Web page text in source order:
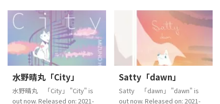
されました！
アメリカの「Ingrown
Records」で水野晴丸「Windy
Hill」がオンエアされました！
Ingrown Records
https://www.mixcloud.com/in
grownradio/?fbclid=IwAR2z-
75ZLwZxSBtrKypO3vDt9P0Fz
MN9hgfEgmbGg9x-3YdHeX9p-
vibes lofi house indie
beats」に
Spotifyのプレイリスト
「Chillstep Music Chill melodic
vibes lofi house indie beats」
ェックしてみてください。
水野晴丸「City」
水野晴丸 「City」 "City" is
out now. Released on: 2021-
Satty「dawn」
Satty 「dawn」 "dawn" is
out now. Released on: 2021-